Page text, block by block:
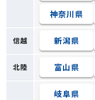
神奈川県
信越 新潟県
北陸 富山県
岐阜県